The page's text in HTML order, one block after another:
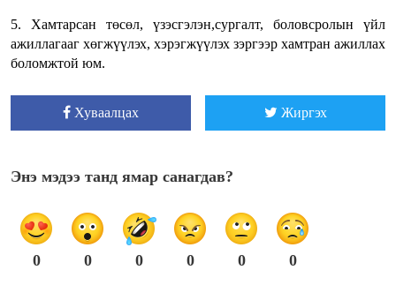
5. Хамтарсан төсөл, үзэсгэлэн,сургалт, боловсролын үйл
ажиллагааг хөгжүүлэх, хэрэгжүүлэх зэргээр хамтран ажиллах
боломжтой юм.
Хуваалцах Жиргэх
Энэ мэдээ танд ямар санагдав?
0 0 0 0 0 0